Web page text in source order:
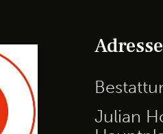
Adresse
Julian